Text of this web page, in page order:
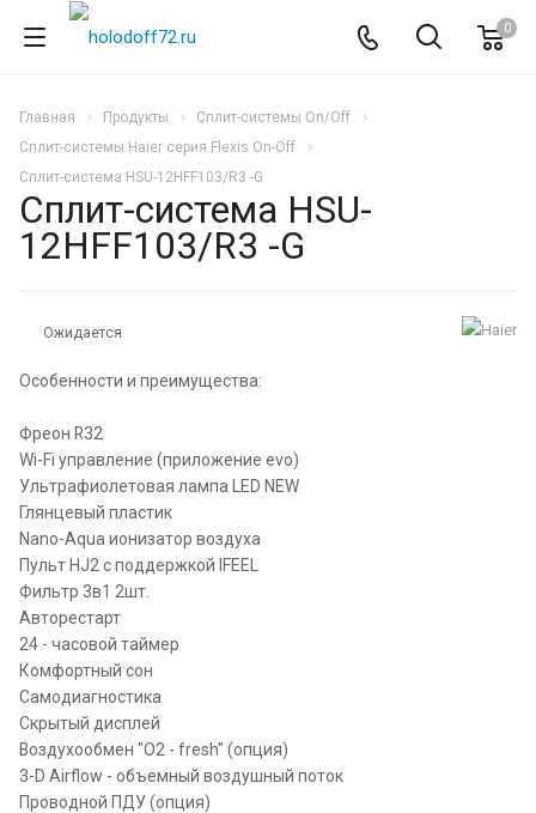
0
Главная Продукты
Сплит-системы On/Off
Сплит-системы Haier серия Flexis On-Off
Сплит-система HSU-12HFF103/R3 -G
Сплит-система HSU-
12HFF103/R3 -G
Ожидается
Особенности и преимущества:
Фреон R32
Wi-Fi управление (приложение evo)
Ультрафиолетовая лампа LED NEW
Глянцевый пластик
Nano-Aqua ионизатор воздуха
Пульт HJ2 с поддержкой IFEEL
Фильтр 3в1 2шт.
Авторестарт
24 - часовой таймер
Комфортный сон
Самодиагностика
Скрытый дисплей
Воздухообмен "О2 - fresh" (опция)
3-D Airflow - объемный воздушный поток
Проводной ПДУ (опция)